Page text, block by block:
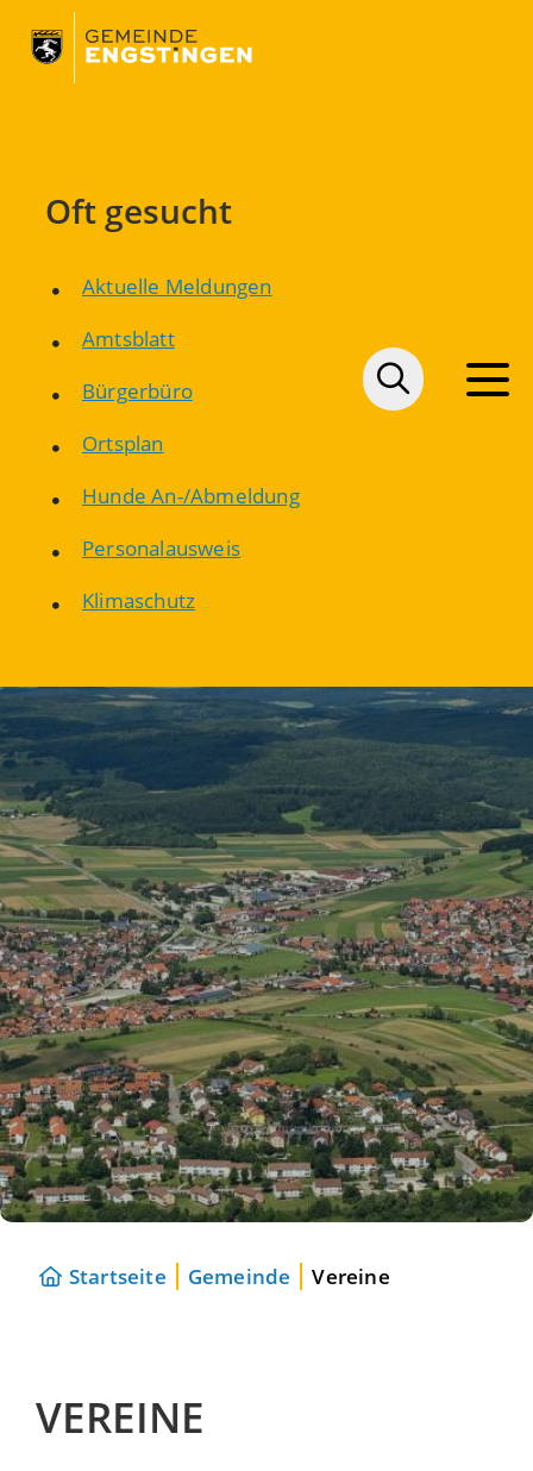
Oft gesucht
Aktuelle Meldungen
Amtsblatt
Bürgerbüro
Ortsplan
Hunde An-/Abmeldung
Personalausweis
Klimaschutz
Startseite Gemeinde Vereine
VEREINE